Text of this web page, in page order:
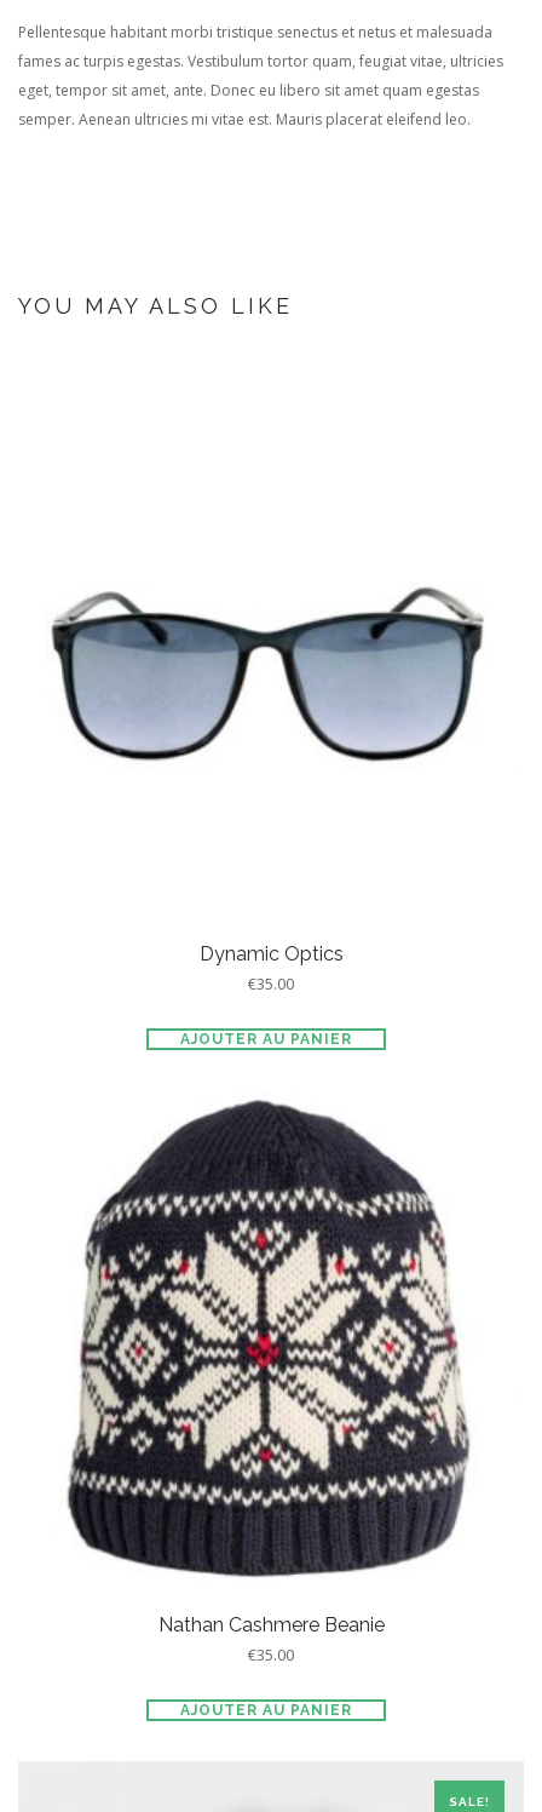
Pellentesque habitant morbi tristique senectus et netus et malesuada
fames ac turpis egestas. Vestibulum tortor quam, feugiat vitae, ultricies
eget, tempor sit amet, ante. Donec eu libero sit amet quam egestas
semper. Aenean ultricies mi vitae est. Mauris placerat eleifend leo.
YOU MAY ALSO LIKE
Dynamic Optics
€35.00
AJOUTER AU PANIER
Nathan Cashmere Beanie
€35.00
AJOUTER AU PANIER
SALE!